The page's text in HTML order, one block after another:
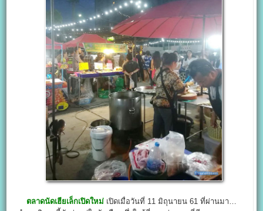
ตลาดนัดเฮียเล็กเปิดใหม่ เปิดเมื่อวันที่ 11 มิถุนายน 61 ที่ผ่านมา…